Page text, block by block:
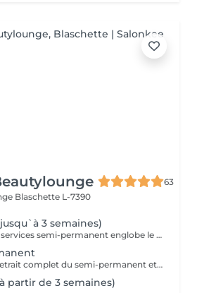
63
Blaschette L-7390
3 semaines)
Tout les temps pour le services semi-permanent englobe le retrait du semi-permanent qui est déjà sur les ongles)
Ce service englobe le retrait complet du semi-permanent et une manucure avec une base fortifiante transparente en vernis simple. ATTENTION : uniquement pour ceux qui ne souhaite pas refaire un semi-permanent
partir de 3 semaines)